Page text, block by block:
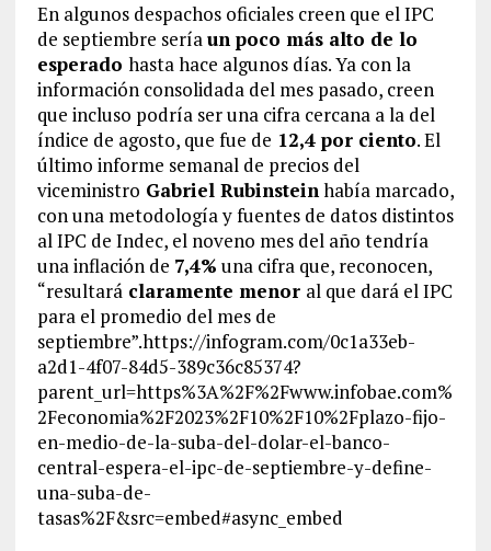
En algunos despachos oficiales creen que el IPC
de septiembre seríaun poco más alto de lo
esperado hasta hace algunos días. Ya con la
información consolidada del mes pasado, creen
que incluso podría ser una cifra cercana a la del
índice de agosto, que fue de 12,4 por ciento. El
último informe semanal de precios del
viceministro Gabriel Rubinsteinhabía marcado,
con una metodología y fuentes de datos distintos
al IPC de Indec, el noveno mes del año tendría
una inflación de 7,4% una cifra que, reconocen,
“resultaráclaramente menor al que dará el IPC
para el promedio del mes de
septiembre”.https://infogram.com/0c1a33eb-
a2d1-4f07-84d5-389c36c85374?
parent_url=https%3A%2F%2Fwww.infobae.com%
2Feconomia%2F2023%2F10%2F10%2Fplazo-fijo-
en-medio-de-la-suba-del-dolar-el-banco-
central-espera-el-ipc-de-septiembre-y-define-
una-suba-de-
tasas%2F&src=embed#async_embed